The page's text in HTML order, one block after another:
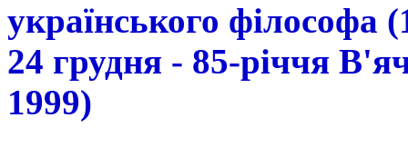
українського філософа
24 грудня - 85-річчя
1999)